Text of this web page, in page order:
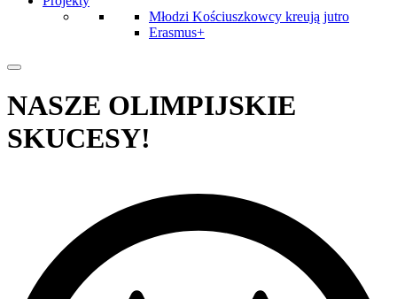
Młodzi Kościuszkowcy kreują jutro
Erasmus+
NASZE OLIMPIJSKIE
SKUCESY!